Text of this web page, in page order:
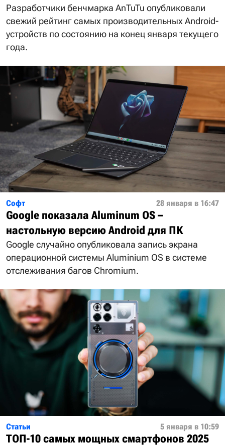
Разработчики бенчмарка AnTuTu опубликовали
свежий рейтинг самых производительных Android-
устройств по состоянию на конец января текущего
года.
Софт 28 января в 16:47
Google показала Aluminum OS –
настольную версию Android для ПК
Google случайно опубликовала запись экрана
операционной системы Aluminium OS в системе
отслеживания багов Chromium.
Статьи 5 января в 10:59
ТОП-10 самых мощных смартфонов 2025